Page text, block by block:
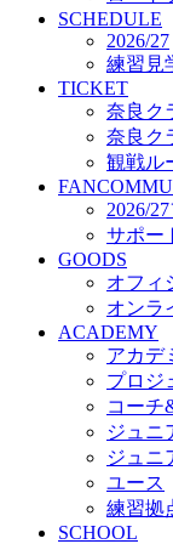
プロジ
コーチ
ジュニ
ジュニ
ユース
練習拠
SCHOOL
CLUB
2026/
パート
クラブ
クラブ
サステ
Web制
応援プ
SCHEDULE
2026/27
練習見
TICKET
奈良ク
奈良ク
観戦ル
2026/
サポー
GOODS
オフィ
オンラ
ACADEMY
アカデ
プロジ
コーチ
ジュニ
ジュニ
ユース
練習拠
SCHOOL